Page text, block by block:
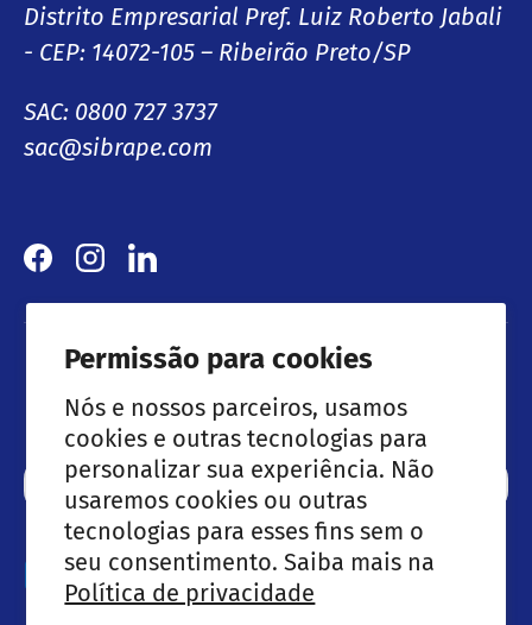
Permissão para cookies
Nós e nossos parceiros, usamos
cookies e outras tecnologias para
personalizar sua experiência. Não
usaremos cookies ou outras
tecnologias para esses fins sem o
seu consentimento. Saiba mais na
Política de privacidade
Distrito Empresarial Pref. Luiz Roberto Jabali
- CEP: 14072-105 – Ribeirão Preto/SP
SAC: 0800 727 3737
sac@sibrape.com
Facebook
InstagramLinkedIn
Lançamentos & Ofertas especiais
Email
Métodos de pagamento aceites